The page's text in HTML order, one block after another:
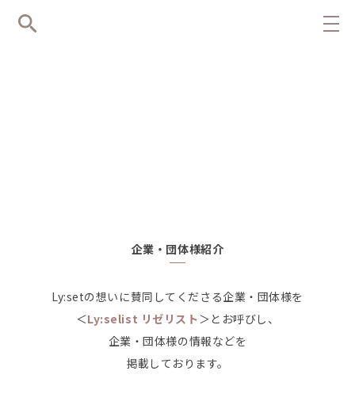
企業・団体様紹介
Ly:setの想いに賛同してくださる企業・団体様を
＜Ly:selist リゼリスト ＞とお呼びし、
企業・団体様の情報などを
掲載しております。